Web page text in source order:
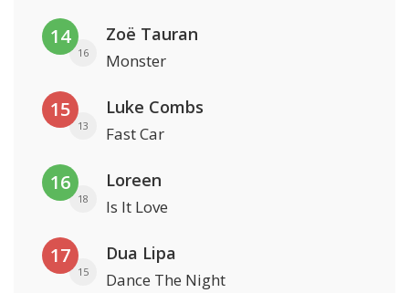
14
16
Zoë Tauran
Monster
15
13
Luke Combs
Fast Car
16
18
Loreen
Is It Love
17
15
Dua Lipa
Dance The Night